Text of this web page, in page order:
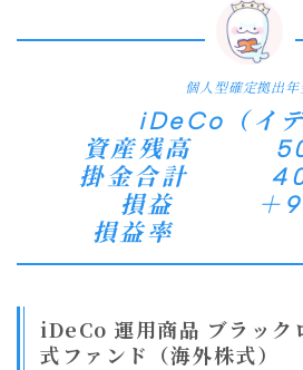
個人型確定拠出年
iDeCo（イデ
資産残高
掛金合計
損益 ＋
損益率
iDeCo 運用商品 ブラック
式ファンド（海外株式）